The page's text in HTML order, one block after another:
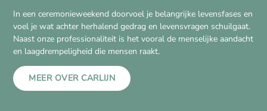
In een ceremonieweekend doorvoel je belangrijke levensfases en
voel je wat achter herhalend gedrag en levensvragen schuilgaat.
Naast onze professionaliteit is het vooral de menselijke aandacht
en laagdrempeligheid die mensen raakt.
MEER OVER CARLIJN